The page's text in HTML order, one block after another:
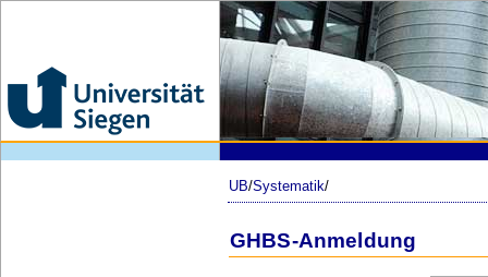
UB/Systematik/
GHBS-Anmeldung